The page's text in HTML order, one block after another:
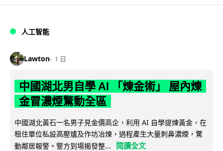
人工智能
Lawton 1 日
中國湖北男自學 AI 「煉金術」 屋內煉
金冒濃煙驚動全區
中國湖北黃石一名男子見金價高企，利用 AI 自學提煉黃金，在
租住單位私設高壓爐及作坊冶煉，過程產生大量刺鼻濃煙，驚
動鄰居報警。警方到場揭發整...
閱讀全文